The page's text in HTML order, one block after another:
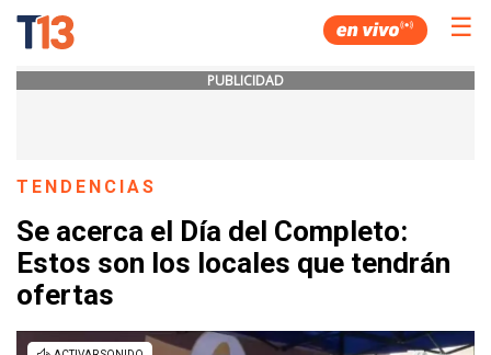
☰
PUBLICIDAD
TENDENCIAS
Se acerca el Día del Completo:
Estos son los locales que tendrán
ofertas